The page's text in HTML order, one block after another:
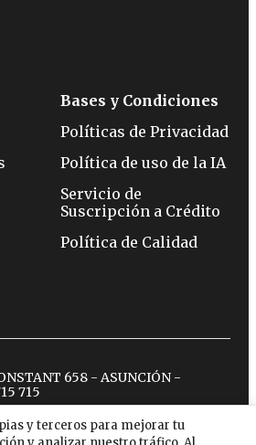
y terceros para mejorar tu
Bases y Condiciones
Políticas de Privacidad
Política de uso de la IA
Servicio de
Suscripción a Crédito
Política de Calidad
658 - ASUNCIÓN -
715